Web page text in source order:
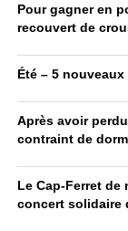
Pour gagner en
recouvert de
Été – 5
Après avoir
contraint de
Le Cap-Ferret de
concert solidaire